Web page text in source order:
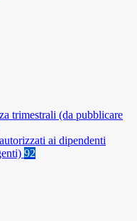
trimestrali (da pubblicare
ai dipendenti
92